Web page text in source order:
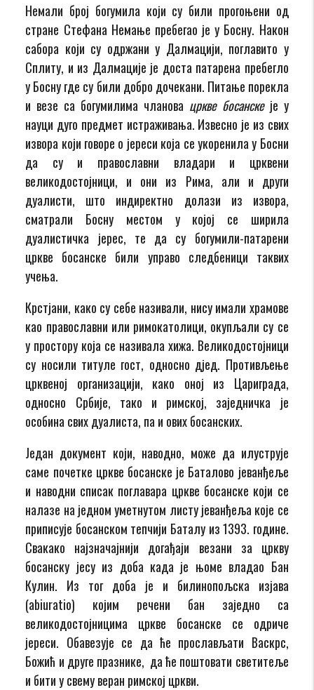
Немали број богумила који су били прогоњени од
стране Стефана Немање пребегао је у Босну. Након
сабора који су одржани у Далмацији, поглавито у
Сплиту, и из Далмације је доста патарена пребегло
у Босну где су били добро дочекани. Питање порекла
и везе са богумилима чланова цркве босанске је у
науци дуго предмет истраживања. Извесно је из свих
извора који говоре о јереси која се укоренила у Босни
да су и православни владари и црквени
великодостојници, и они из Рима, али и други
дуалисти, што индиректно долази из извора,
сматрали Босну местом у којој се ширила
дуалистичка јерес, те да су богумили-патарени
цркве босанске били управо следбеници таквих
учења.
Крстјани, како су себе називали, нису имали храмове
као православни или римокатолици, окупљали су се
у простору која се називала хижа. Великодостојници
су носили титуле гост, односно дјед. Противљење
црквеној организацији, како оној из Цариграда,
односно Србије, тако и римској, заједничка је
особина свих дуалиста, па и ових босанских.
Један документ који, наводно, може да илуструје
саме почетке цркве босанске је Баталово јеванђеље
и наводни списак поглавара цркве босанске који се
налазе на једном уметнутом листу јеванђеља које се
приписује босанском тепчији Баталу из 1393. године.
Свакако најзначајнији догађаји везани за цркву
босанску јесу из доба када је њоме владао Бан
Кулин. Из тог доба је и билинопољска изјава
(abiuratio) којим речени бан заједно са
великодостојницима цркве босанске се одриче
јереси. Обавезује се да ће прослављати Васкрс,
Божић и друге празнике, да ће поштовати светитеље
и бити у свему веран римској цркви.